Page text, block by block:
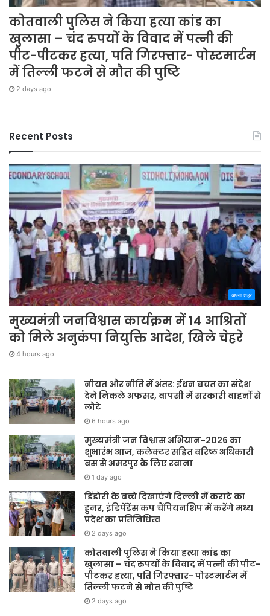
कोतवाली पुलिस ने किया हत्या कांड का
खुलासा – चंद रुपयों के विवाद में पत्नी की
पीट-पीटकर हत्या, पति गिरफ्तार- पोस्टमार्टम
में तिल्ली फटने से मौत की पुष्टि
2 days ago
Recent Posts
अपना शहर
मुख्यमंत्री जनविश्वास कार्यक्रम में 14 आश्रितों
को मिले अनुकंपा नियुक्ति आदेश, खिले चेहरे
4 hours ago
नीयत और नीति में अंतर: ईंधन बचत का संदेश
देने निकले अफसर, वापसी में सरकारी वाहनों से
लौटे
6 hours ago
मुख्यमंत्री जन विश्वास अभियान-2026 का
शुभारंभ आज, कलेक्टर सहित वरिष्ठ अधिकारी
बस से अमरपुर के लिए रवाना
1 day ago
डिंडोरी के बच्चे दिखाएंगे दिल्ली में कराटे का
हुनर, इंडिपेंडेंस कप चैंपियनशिप में करेंगे मध्य
प्रदेश का प्रतिनिधित्व
2 days ago
कोतवाली पुलिस ने किया हत्या कांड का
खुलासा – चंद रुपयों के विवाद में पत्नी की पीट-
पीटकर हत्या, पति गिरफ्तार- पोस्टमार्टम में
तिल्ली फटने से मौत की पुष्टि
2 days ago